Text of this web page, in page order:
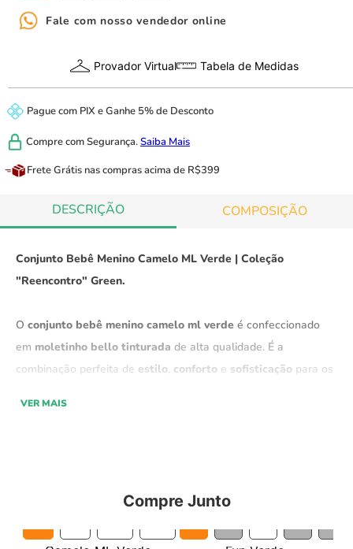
Fale com nosso vendedor online
Provador Virtual Tabela de Medidas
Pague com PIX eGanhe 5% de Desconto
Compre comSegurança.Saiba Mais
Frete Grátis nas compras acima de R$399
DESCRIÇÃO COMPOSIÇÃO
Conjunto Bebê Menino Camelo ML Verde | Coleção
"Reencontro" Green.
O conjunto bebê menino camelo ml verde é confeccionado
em moletinho bello tinturada de alta qualidade. É a
combinação perfeita de estilo, conforto e sofisticação para os
Moletinho bello tem uma estrutura de malha que tem o
interior, fiquem “flutuantes”.
Nosso moletinho é diferenciado,
VER MAIS
Compre Junto